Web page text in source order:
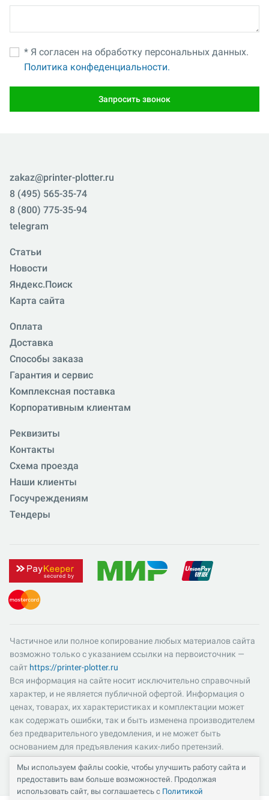
* Я согласен на обработку персональных данных.
Политика конфеденциальности.
Запросить звонок
zakaz@printer-plotter.ru
8 (495) 565-35-74
8 (800) 775-35-94
telegram
Статьи
Новости
Яндекс.Поиск
Карта сайта
Оплата
Доставка
Способы заказа
Гарантия и сервис
Комплексная поставка
Корпоративным клиентам
Реквизиты
Контакты
Схема проезда
Наши клиенты
Госучреждениям
Тендеры
Частичное или полное копирование любых материалов сайта
возможно только с указанием ссылки на первоисточник —
сайт https://printer-plotter.ru
Вся информация на сайте носит исключительно справочный
характер, и не является публичной офертой. Информация о
ценах, товарах, их характеристиках и комплектации может
как содержать ошибки, так и быть изменена производителем
без предварительного уведомления, и не может быть
основанием для предъявления каких-либо претензий.
Пожалуйста, уточняйте существенные для вас характеристики
и компоненты комплектации товаров. Все цены указаны в
российских рублях и включают в себя НДС 22%.
Мы используем файлы cookie, чтобы улучшить работу сайта и
предоставить вам больше возможностей. Продолжая
использовать сайт, вы соглашаетесь с Политикой